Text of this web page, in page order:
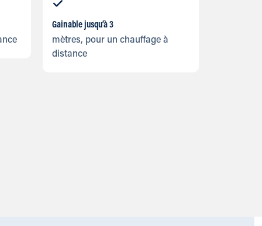
Gainable jusqu’à 3
mètres, pour un chauffage à
distance